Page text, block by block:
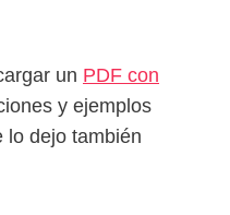
un PDF con
y ejemplos
lo dejo también